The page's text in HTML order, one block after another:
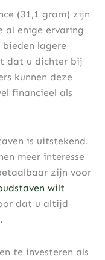
(31,1 gram) zijn
al enige ervaring
lagere
dat u dichter bij
kunnen deze
financieel als
is uitstekend.
meer interesse
zijn voor
wilt
dat u altijd
te investeren als